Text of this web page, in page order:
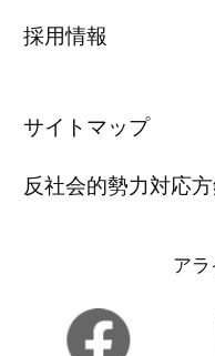
採用情報
サイトマップ
反社会的勢力対応
ア